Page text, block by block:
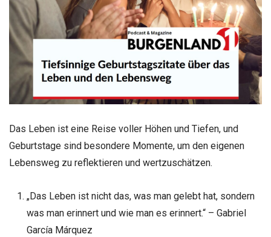
Das Leben ist eine Reise voller Höhen und Tiefen, und
Geburtstage sind besondere Momente, um den eigenen
Lebensweg zu reflektieren und wertzuschätzen.
„Das Leben ist nicht das, was man gelebt hat, sondern
was man erinnert und wie man es erinnert.“ – Gabriel
García Márquez